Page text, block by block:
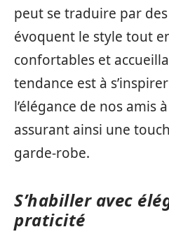
peut se traduire par
évoquent le style tout
confortables et
tendance est à
l’élégance de nos amis
assurant ainsi une
garde-robe.
S’habiller avec
praticité